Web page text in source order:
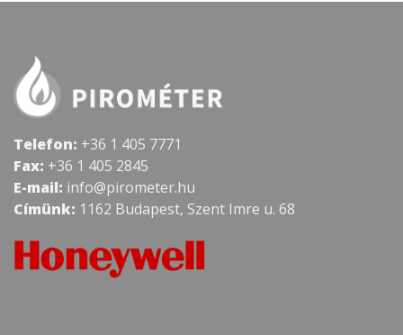
Telefon: +36 1 405 7771
Fax: +36 1 405 2845
E-mail: info@pirometer.hu
Címünk: 1162 Budapest, Szent Imre u. 68